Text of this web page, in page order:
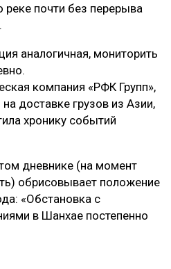
реке почти без перерыва
аналогичная, мониторить
компания «РФК Групп»,
доставке грузов из Азии,
хронику событий
дневнике (на момент
обрисовывает положение
«Обстановка с
в Шанхае постепенно